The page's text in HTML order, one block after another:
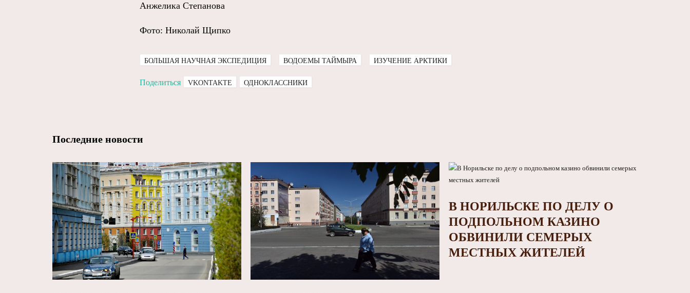
Анжелика Степанова
Фото: Николай Щипко
БОЛЬШАЯ НАУЧНАЯ ЭКСПЕДИЦИЯ ВОДОЕМЫ ТАЙМЫРА ИЗУЧЕНИЕ АРКТИКИ
Поделиться VKONTAKTE ОДНОКЛАССНИКИ
Последние новости
В НОРИЛЬСКЕ ПО ДЕЛУ О
ПОДПОЛЬНОМ КАЗИНО
ОБВИНИЛИ СЕМЕРЫХ
МЕСТНЫХ ЖИТЕЛЕЙ